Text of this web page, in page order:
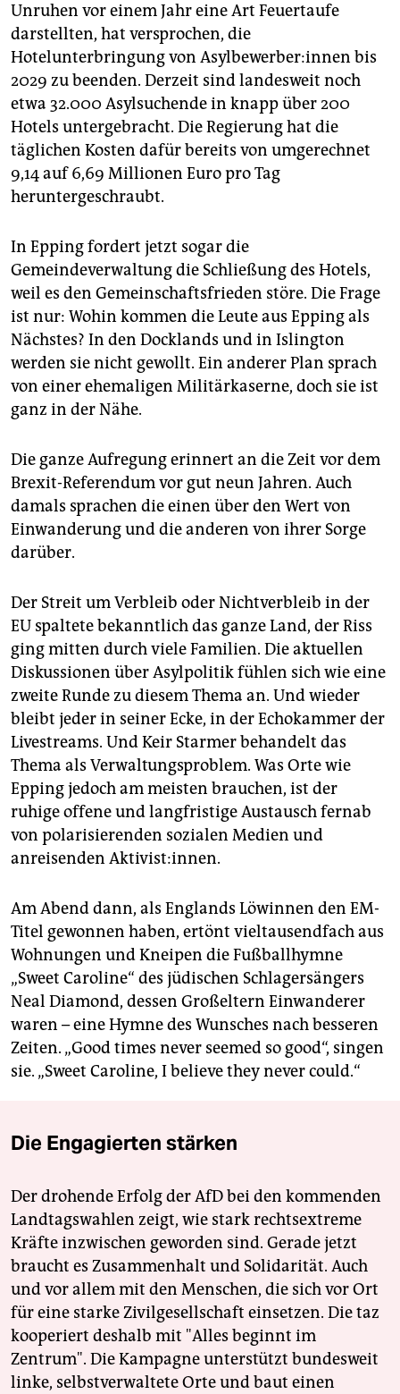
Unruhen vor einem Jahr eine Art Feuertaufe
darstellten, hat versprochen, die
Hotelunterbringung von Asyl­be­wer­be­r:in­nen bis
2029 zu beenden. Derzeit sind landesweit noch
etwa 32.000 Asylsuchende in knapp über 200
Hotels untergebracht. Die Regierung hat die
täglichen Kosten dafür bereits von umgerechnet
9,14 auf 6,69 Millionen Euro pro Tag
heruntergeschraubt.
In Epping fordert jetzt sogar die
Gemeindeverwaltung die Schließung des Hotels,
weil es den Gemeinschaftsfrieden störe. Die Frage
ist nur: Wohin kommen die Leute aus Epping als
Nächstes? In den Docklands und in Islington
werden sie nicht gewollt. Ein anderer Plan sprach
von einer ehemaligen Militärkaserne, doch sie ist
ganz in der Nähe.
Die ganze Aufregung erinnert an die Zeit vor dem
Brexit-Referendum vor gut neun Jahren. Auch
damals sprachen die einen über den Wert von
Einwanderung und die anderen von ihrer Sorge
darüber.
Der Streit um Verbleib oder Nichtverbleib in der
EU spaltete bekanntlich das ganze Land, der Riss
ging mitten durch viele Familien. Die aktuellen
Diskussionen über Asylpolitik fühlen sich wie eine
zweite Runde zu diesem Thema an. Und wieder
bleibt jeder in seiner Ecke, in der Echokammer der
Livestreams. Und Keir Starmer behandelt das
Thema als Verwaltungsproblem. Was Orte wie
Epping jedoch am meisten brauchen, ist der
ruhige offene und langfristige Austausch fernab
von polarisierenden sozialen Medien und
anreisenden Aktivist:innen.
Am Abend dann, als Englands Löwinnen den EM-
Titel gewonnen haben, ertönt vieltausendfach aus
Wohnungen und Kneipen die Fußballhymne
„Sweet Caroline“ des jüdischen Schlagersängers
Neal Diamond, dessen Großeltern Einwanderer
waren – eine Hymne des Wunsches nach besseren
Zeiten. „Good times never seemed so good“, singen
sie. „Sweet Caroline, I believe they never could.“
Die Engagierten stärken
Der drohende Erfolg der AfD bei den kommenden
Landtagswahlen zeigt, wie stark rechtsextreme
Kräfte inzwischen geworden sind. Gerade jetzt
braucht es Zusammenhalt und Solidarität. Auch
und vor allem mit den Menschen, die sich vor Ort
für eine starke Zivilgesellschaft einsetzen. Die taz
kooperiert deshalb mit "Alles beginnt im
Zentrum". Die Kampagne unterstützt bundesweit
linke, selbstverwaltete Orte und baut einen